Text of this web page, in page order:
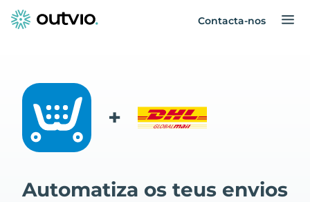
Contacta-nos
+
Automatiza os teus envios